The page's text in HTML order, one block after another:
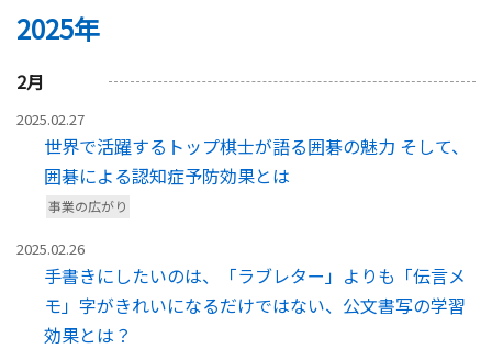
2025年
2月
2025.02.27
世界で活躍するトップ棋士が語る囲碁の魅力 そして、
囲碁による認知症予防効果とは
事業の広がり
2025.02.26
手書きにしたいのは、「ラブレター」よりも「伝言メ
モ」字がきれいになるだけではない、公文書写の学習
効果とは？